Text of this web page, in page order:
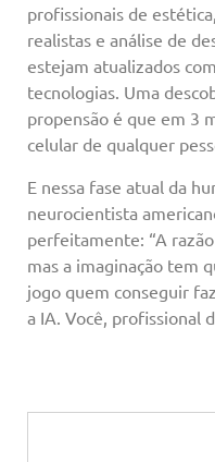
profissionais de
realistas e análise de
estejam atualizados
tecnologias. Uma
propensão é que em 3
celular de qualquer
E nessa fase atual da
neurocientista
perfeitamente: “A
mas a imaginação tem
jogo quem conseguir
a IA. Você, profissional